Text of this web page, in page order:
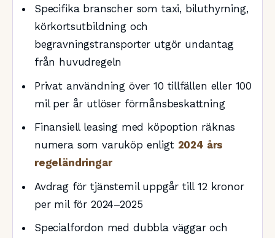
Specifika branscher som taxi, biluthyrning,
körkortsutbildning och
begravningstransporter utgör undantag
från huvudregeln
Privat användning över 10 tillfällen eller 100
mil per år utlöser förmånsbeskattning
Finansiell leasing med köpoption räknas
numera som varuköp enligt 2024 års
regeländringar
Avdrag för tjänstemil uppgår till 12 kronor
per mil för 2024–2025
Specialfordon med dubbla väggar och